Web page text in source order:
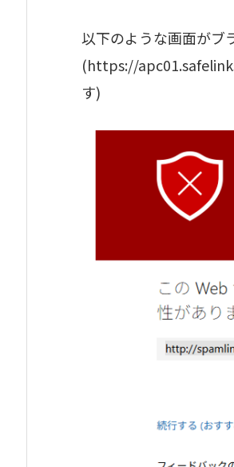
以下のような画面がブ
(https://
す)